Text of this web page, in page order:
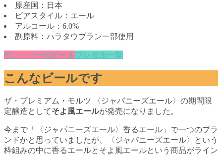
原産国：日本
ビアスタイル：エール
アルコール：6.0%
副原料：ハラタウブラン一部使用
サントリーのビールプレモル一覧
こんなビールです
ザ・プレミアム・モルツ 〈ジャパニーズエール〉の期間限
定醸造としてそよ風エールが発売になりました。
今まで「〈ジャパニーズエール〉香るエール」で一つのブラ
ンドかと思っていましたが、〈ジャパニーズエール〉という
枠組みの中に香るエールとそよ風エールという商品がライン